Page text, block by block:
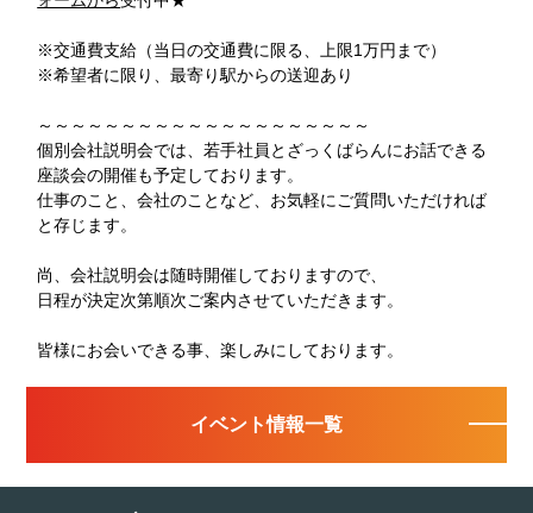
※交通費支給（当日の交通費に限る、上限1万円まで）
※希望者に限り、最寄り駅からの送迎あり
～～～～～～～～～～～～～～～～～～～～
個別会社説明会では、若手社員とざっくばらんにお話できる
座談会の開催も予定しております。
仕事のこと、会社のことなど、お気軽にご質問いただければ
と存じます。
尚、会社説明会は随時開催しておりますので、
日程が決定次第順次ご案内させていただきます。
皆様にお会いできる事、楽しみにしております。
イベント情報一覧